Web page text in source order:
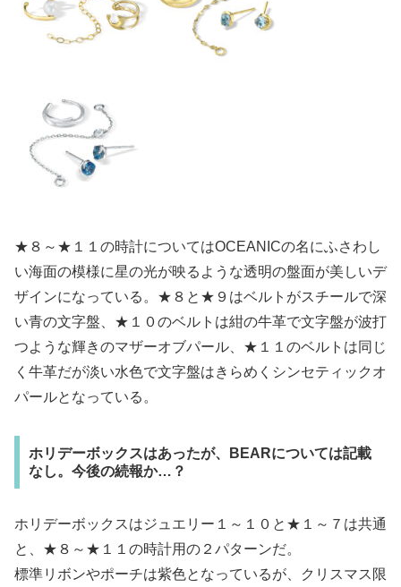
★８～★１１の時計についてはOCEANICの名にふさわし
い海面の模様に星の光が映るような透明の盤面が美しいデ
ザインになっている。★８と★９はベルトがスチールで深
い青の文字盤、★１０のベルトは紺の牛革で文字盤が波打
つような輝きのマザーオブパール、★１１のベルトは同じ
く牛革だが淡い水色で文字盤はきらめく シンセティックオ
パールとなっている。
ホリデーボックスはあったが、BEARについては記載
なし。今後の続報か…？
ホリデーボックスはジュエリー１～１０と★１～７は共通
と、★８～★１１の時計用の２パターンだ。
標準リボンやポーチは紫色となっているが、クリスマス限